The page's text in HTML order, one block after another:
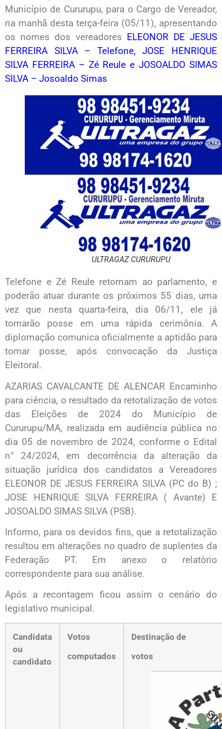
Município de Cururupu, para o Cargo de Vereador,
na manhã desta terça-feira (05/11), apresentando
os nomes dos vereadores ELEONOR DE JESUS
FERREIRA SILVA – Telefone,JOSE HENRIQUE
SILVA FERREIRA – Zé Reule eJOSOALDO SIMAS
SILVA – Josoaldo Simas
ULTRAGAZ CURURUPU
Telefone e Zé Reule retornam ao parlamento, e
poderão atuar durante os próximos 55 dias, uma
vez que nesta quarta-feira, dia 06/11, ele já
tomarão posse em uma rápida cerimônia. A
diplomação comunica oficialmente a aptidão para
tomar posse, após convocação da Justiça
Eleitoral.
AZARIAS CAVALCANTE DE ALENCAR Encaminho
para ciência, o resultado da retotalização de votos
das Eleições de 2024 do Município de
Cururupu/MA, realizada em audiência pública no
dia 05 de novembro de 2024, conforme o Edital
n° 24/2024, em decorrência da alteração da
situação jurídica dos candidatos a Vereadores
ELEONOR DE JESUS FERREIRA SILVA (PC do B) ;
JOSE HENRIQUE SILVA FERREIRA ( Avante) E
JOSOALDO SIMAS SILVA (PSB).
Informo, para os devidos fins, que a retotalização
resultou em alterações no quadro de suplentes da
Federação PT. Em anexo o relatório
correspondente para sua análise.
Após a recontagem ficou assim o cenário do
legislativo municipal.
Candidata
ou
candidato
Votos
computados
Destinação de
votos